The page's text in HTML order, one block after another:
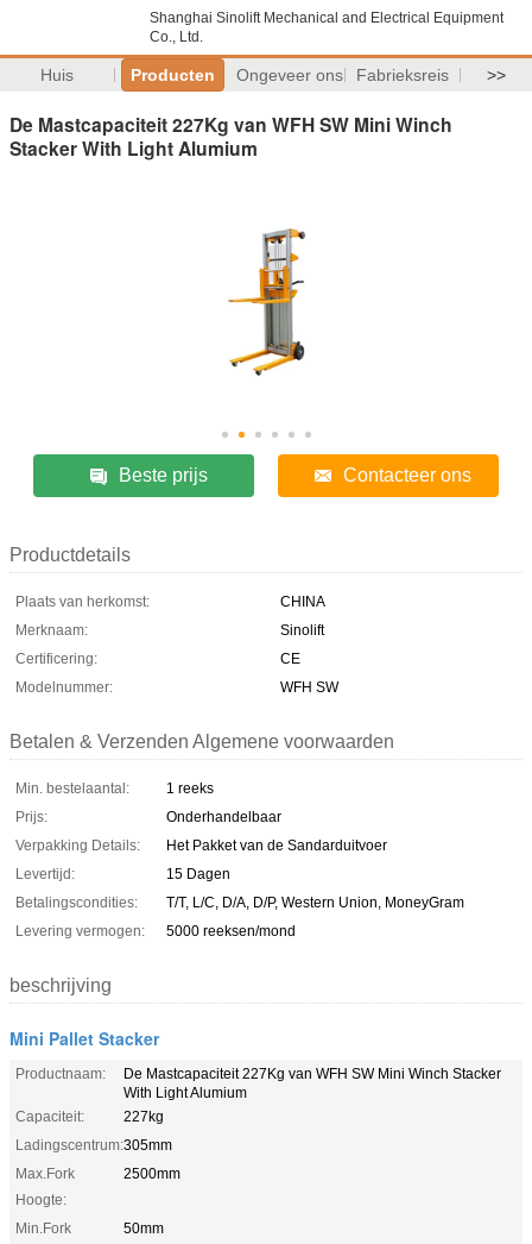
Shanghai Sinolift Mechanical and Electrical Equipment
Co., Ltd.
Huis Producten Ongeveer ons Fabrieksreis >>
De Mastcapaciteit 227Kg van WFH SW Mini Winch
Stacker With Light Alumium
Beste prijs Contacteer ons
Productdetails
Plaats van herkomst:
CHINA
Merknaam:
Sinolift
Certificering:
CE
Modelnummer:
WFH SW
Betalen & Verzenden Algemene voorwaarden
Min. bestelaantal:
1 reeks
Prijs:
Onderhandelbaar
Verpakking Details:
Het Pakket van de Sandarduitvoer
Levertijd:
15 Dagen
Betalingscondities:
T/T, L/C, D/A, D/P, Western Union, MoneyGram
Levering vermogen:
5000 reeksen/mond
beschrijving
Mini Pallet Stacker
Productnaam:
De Mastcapaciteit 227Kg van WFH SW Mini Winch Stacker
With Light Alumium
Capaciteit:
227kg
Ladingscentrum:305mm
Max.Fork
Hoogte:
2500mm
Min.Fork
50mm